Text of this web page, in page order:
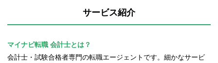
サービス紹介
マイナビ転職 会計士とは？
会計士・試験合格者専門の転職エージェントです。細かなサービ